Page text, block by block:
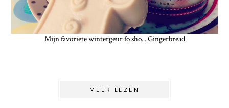
Mijn favoriete wintergeur fo sho... Gingerbread
MEER LEZEN